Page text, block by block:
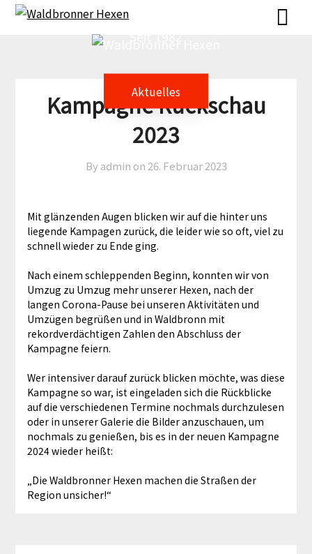
Skip
Skip
Aktuelles
Kampagne Rückschau
2023
By admin on 26. Februar 2023
Mit glänzenden Augen blicken wir auf die hinter uns
liegende Kampagen zurück, die leider wie so oft, viel zu
schnell wieder zu Ende ging.
Nach einem schleppenden Beginn, konnten wir von
Umzug zu Umzug mehr unserer Hexen, nach der
langen Corona-Pause bei unseren Aktivitäten und
Umzügen begrüßen und in Waldbronn mit
rekordverdächtigen Zahlen den Abschluss der
Kampagne feiern.
Wer intensiver darauf zurück blicken möchte, was diese
Kampagne so war, ist eingeladen sich die Rückblicke
auf die verschiedenen Termine nochmals durchzulesen
oder in unserer Galerie die Bilder anzuschauen, um
nochmals zu genießen, bis es in der neuen Kampagne
2024 wieder heißt:
„Die Waldbronner Hexen machen die Straßen der
Region unsicher!“